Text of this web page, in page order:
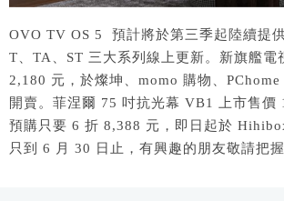
OVO TV OS 5 預計將於第三季起陸續提
T、TA、ST 三大系列線上更新。新旗艦電
2,180 元，於燦坤、momo 購物、
開賣。菲涅爾 75 吋抗光幕 VB1 上市售價
預購只要 6 折 8,388 元，即日起於
只到 6 月 30 日止，有興趣的朋友敬請把握